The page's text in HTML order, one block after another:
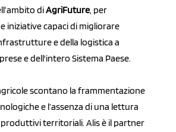
diAgriFuture , per
iniziative capaci di migliorare
e della logistica a
e dell'intero Sistema Paese.
scontano la frammentazione
e l’assenza di una lettura
territoriali. Alis è il partner